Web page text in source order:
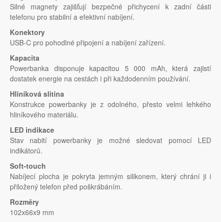
Silné magnety zajišťují bezpečné přichycení k zadní části
telefonu pro stabilní a efektivní nabíjení.
Konektory
USB-C pro pohodlné připojení a nabíjení zařízení.
Kapacita
Powerbanka disponuje kapacitou 5 000 mAh, která zajistí
dostatek energie na cestách i při každodenním používání.
Hliníková slitina
Konstrukce powerbanky je z odolného, přesto velmi lehkého
hliníkového materiálu.
LED indikace
Stav nabití powerbanky je možné sledovat pomocí LED
indikátorů.
Soft-touch
Nabíjecí plocha je pokryta jemným silikonem, který chrání ji i
přiložený telefon před poškrábáním.
Rozměry
102x66x9 mm